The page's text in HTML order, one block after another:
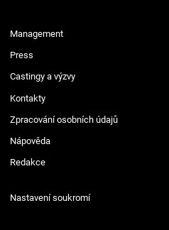
Management
Press
Castingy a výzvy
Kontakty
Zpracování osobních údajů
Nápověda
Redakce
Nastavení soukromí